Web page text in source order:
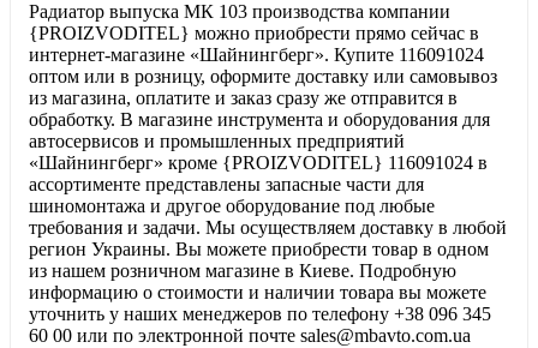
Радиатор выпуска МК 103 производства компании
{PROIZVODITEL} можно приобрести прямо сейчас в
интернет-магазине «Шайнингберг». Купите 116091024
оптом или в розницу, оформите доставку или самовывоз
из магазина, оплатите и заказ сразу же отправится в
обработку. В магазине инструмента и оборудования для
автосервисов и промышленных предприятий
«Шайнингберг» кроме {PROIZVODITEL} 116091024 в
ассортименте представлены запасные части для
шиномонтажа и другое оборудование под любые
требования и задачи. Мы осуществляем доставку в любой
регион Украины. Вы можете приобрести товар в одном
из нашем розничном магазине в Киеве. Подробную
информацию о стоимости и наличии товара вы можете
уточнить у наших менеджеров по телефону +38 096 345
60 00 или по электронной почте sales@mbavto.com.ua